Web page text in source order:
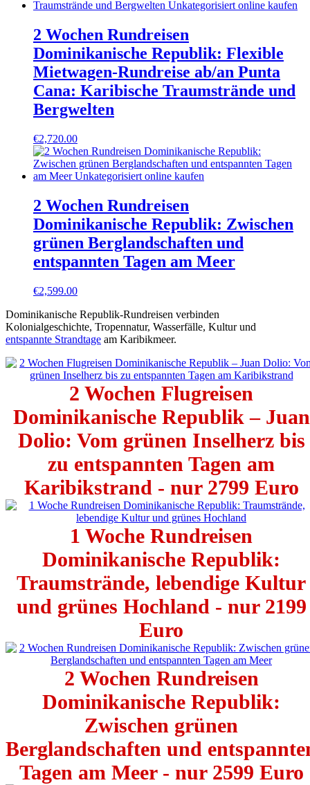
2 Wochen Rundreisen
Dominikanische Republik: Flexible
Mietwagen-Rundreise ab/an Punta
Cana: Karibische Traumstrände und
Bergwelten
€2,720.00
2 Wochen Rundreisen
Dominikanische Republik: Zwischen
grünen Berglandschaften und
entspannten Tagen am Meer
€2,599.00
Dominikanische Republik-Rundreisen verbinden
Kolonialgeschichte, Tropennatur, Wasserfälle, Kultur und
entspannte Strandtage am Karibikmeer.
2 Wochen Flugreisen
Dominikanische Republik – Juan
Dolio: Vom grünen Inselherz bis
zu entspannten Tagen am
Karibikstrand - nur 2799 Euro
1 Woche Rundreisen
Dominikanische Republik:
Traumstrände, lebendige Kultur
und grünes Hochland - nur 2199
Euro
2 Wochen Rundreisen
Dominikanische Republik:
Zwischen grünen
Berglandschaften und
Tagen am Meer - nur 2599 Euro